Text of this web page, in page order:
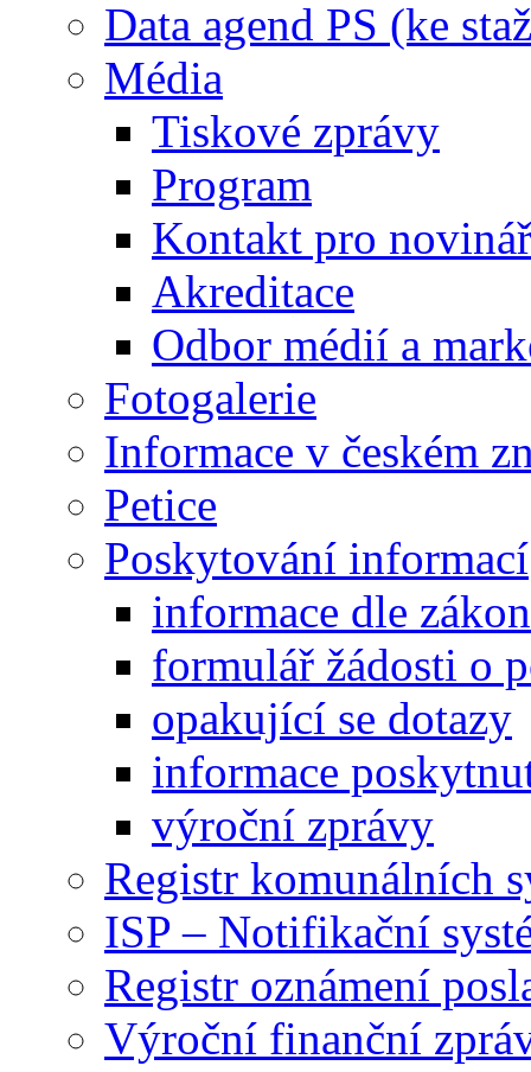
Data agend PS (ke
Média
Tiskové zprávy
Program
Kontakt pro
Akreditace
Odbor médií a
Fotogalerie
Informace v českém
Petice
Poskytování informací
informace dle
formulář žádosti o
opakující se dotazy
informace
výroční zprávy
Registr komunálních
ISP – Notifikační
Registr oznámení
Výroční finanční